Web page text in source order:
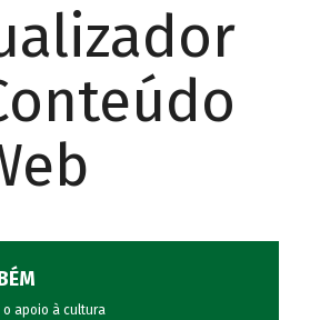
o apoio à cultura